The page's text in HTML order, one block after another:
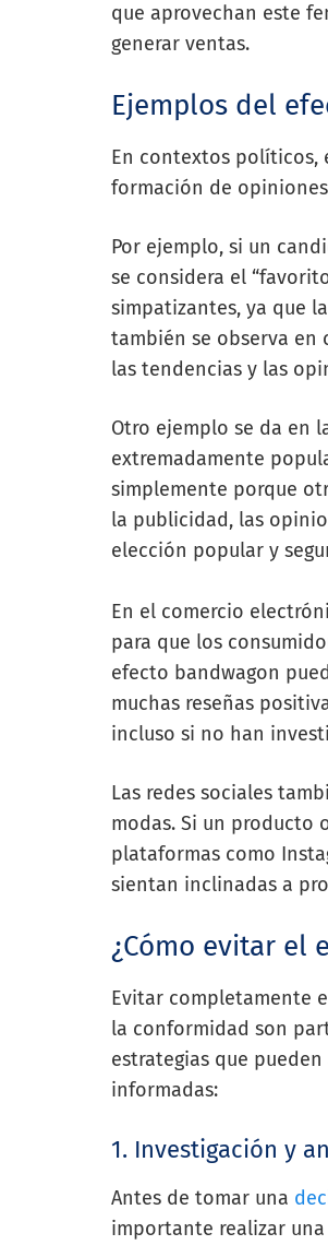
que aprovechan este
generar ventas.
Ejemplos del
En contextos políticos,
formación de
Por ejemplo, si un
se considera el
simpatizantes, ya que
también se observa en
las tendencias y las
Otro ejemplo se da en
extremadamente
simplemente porque
la publicidad, las
elección popular y
En el comercio
para que los
efecto bandwagon
muchas reseñas
incluso si no han
Las redes sociales
modas. Si un producto
plataformas como
sientan inclinadas a
¿Cómo evitar el
Evitar completamente
la conformidad son
estrategias que
informadas:
1. Investigación y
Antes de tomar una
importante realizar